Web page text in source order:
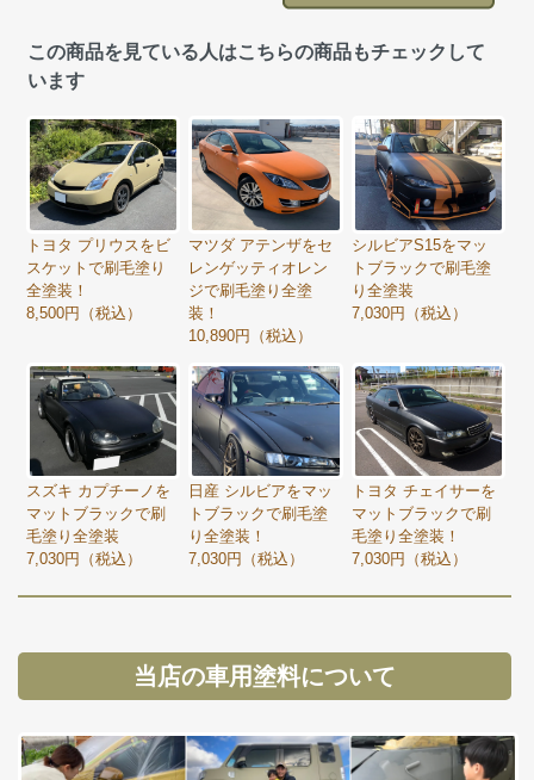
この商品を見ている人はこちらの商品もチェックして
います
トヨタ プリウスをビ
スケットで刷毛塗り
全塗装！
8,500円（税込）
マツダ アテンザをセ
レンゲッティオレン
ジで刷毛塗り全塗
装！
10,890円（税込）
シルビアS15をマッ
トブラックで刷毛塗
り全塗装
7,030円（税込）
スズキ カプチーノを
マットブラックで刷
毛塗り全塗装
7,030円（税込）
日産 シルビアをマッ
トブラックで刷毛塗
り全塗装！
7,030円（税込）
トヨタ チェイサーを
マットブラックで刷
毛塗り全塗装！
7,030円（税込）
当店の車用塗料について